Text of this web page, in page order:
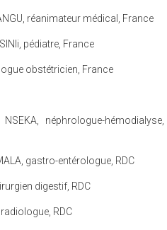
réanimateur médical, France
pédiatre, France
obstétricien, France
néphrologue-hémodialyse,
gastro-entérologue, RDC
digestif, RDC
RDC